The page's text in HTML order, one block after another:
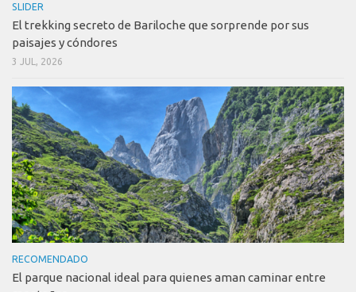
SLIDER
El trekking secreto de Bariloche que sorprende por sus
paisajes y cóndores
3 JUL, 2026
RECOMENDADO
El parque nacional ideal para quienes aman caminar entre